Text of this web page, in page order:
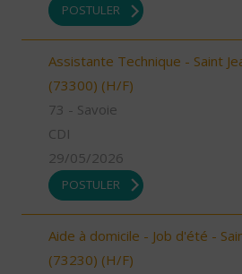
POSTULER
Assistante Technique - Saint
(73300) (H/F)
73 - Savoie
CDI
29/05/2026
POSTULER
Aide à domicile - Job d'été -
(73230) (H/F)